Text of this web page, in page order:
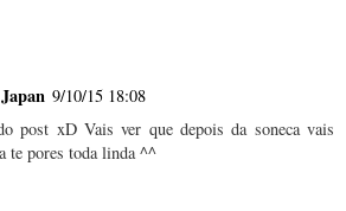
9/10/15 18:08
post xD Vais ver que depois da soneca vais
te pores toda linda ^^